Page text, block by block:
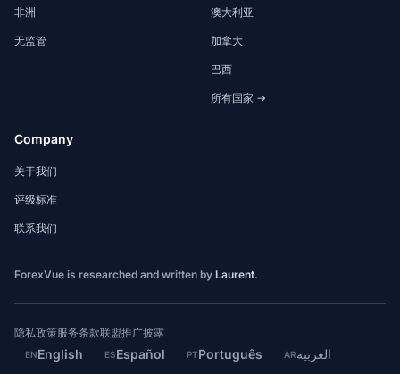
非洲
无监管
澳大利亚
加拿大
巴西
所有国家 →
Company
关于我们
评级标准
联系我们
ForexVue is researched and written by Laurent.
隐私政策服务条款联盟推广披露
ENEnglish ESEspañol PTPortuguês ARالعربية